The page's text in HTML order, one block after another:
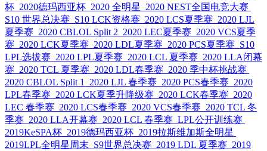
杯 2020德玛西亚杯 2020 全明星
2020 NEST全国电竞大赛
S10 世界总决赛 S10 LCK资格赛 2020 LCS夏季赛 2020 LJL
夏季赛 2020 CBLOL Split 2 2020 LEC夏季赛 2020 VCS夏季
赛 2020 LCK夏季赛 2020 LDL夏季赛 2020 PCS夏季赛 S10
LPL选拔赛 2020 LPL夏季赛 2020 LCL 夏季赛 2020 LLA闭幕
赛 2020 TCL 夏季赛 2020 LDL春季赛 2020 季中杯挑战赛
2020 CBLOL Split 1
2020 LJL 春季赛 2020 PCS春季赛 2020
LPL春季赛 2020 LCK夏季升降级赛 2020 LCK春季赛 2020
LEC 春季赛 2020 LCS春季赛 2020 VCS春季赛 2020 TCL 冬
季赛 2020 LLA开幕赛 2020 LCL 春季赛 LPL公开训练赛
2019KeSPA杯 2019德玛西亚杯 2019拉斯维加斯全明星
2019LPL全明星周末 S9世界总决赛 2019 LDL 夏季赛 2019